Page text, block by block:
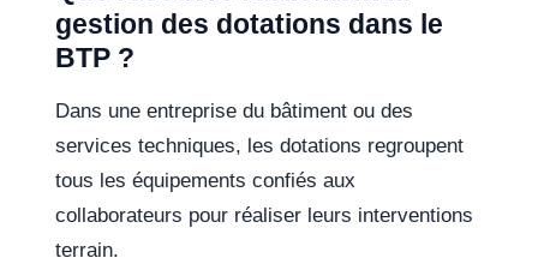
gestion des dotations dans le
BTP ?
Dans une entreprise du bâtiment ou des
services techniques, les dotations regroupent
tous les équipements confiés aux
collaborateurs pour réaliser leurs interventions
terrain.